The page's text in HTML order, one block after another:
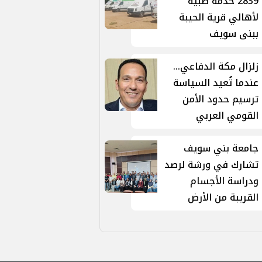
لأهالي قرية الحيبة
ببنى سويف
زلزال مكة الدفاعي...
عندما تُعيد السياسة
ترسيم حدود الأمن
القومي العربي
جامعة بني سويف
تشارك في ورشة لرصد
ودراسة الأجسام
القريبة من الأرض